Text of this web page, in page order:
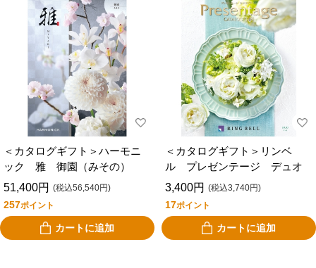
＜カタログギフト＞ハーモニ
ック 雅 御園（みその）
51,400円 (税込56,540円)
257ポイント
カートに追加
＜カタログギフト＞リンベ
ル プレゼンテージ デュオ
3,400円 (税込3,740円)
17ポイント
カートに追加